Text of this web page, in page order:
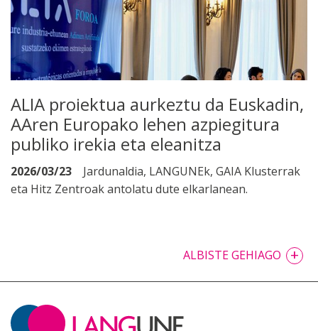
ALIA proiektua aurkeztu da Euskadin,
AAren Europako lehen azpiegitura
publiko irekia eta eleanitza
2026/03/23
Jardunaldia, LANGUNEk, GAIA Klusterrak
eta Hitz Zentroak antolatu dute elkarlanean.
ALBISTE GEHIAGO +